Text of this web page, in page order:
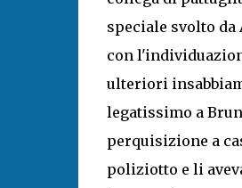
speciale svolto
con
ulteriori
legatissimo a
perquisizione a
poliziotto e li